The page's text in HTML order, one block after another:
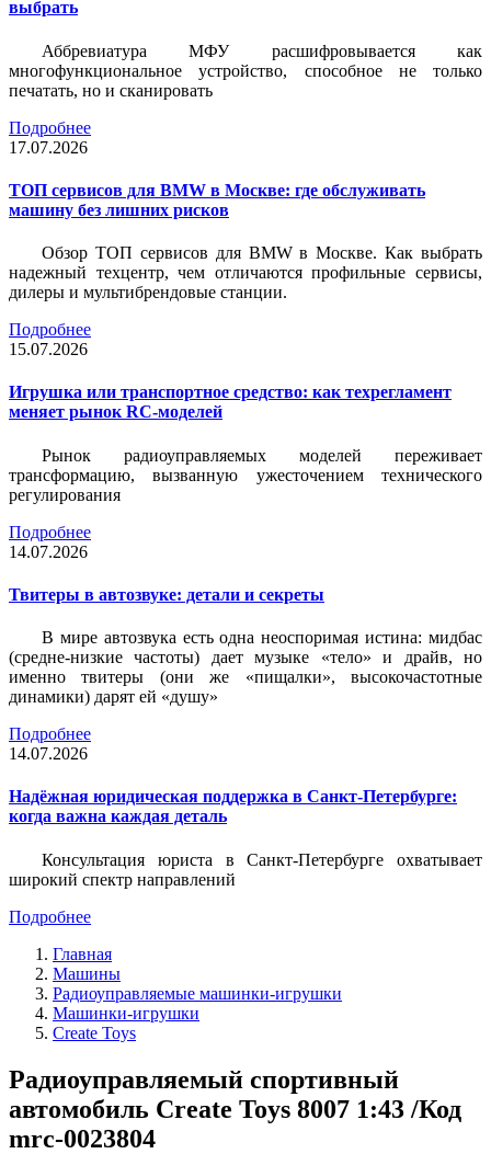
выбрать
Аббревиатура МФУ расшифровывается как
многофункциональное устройство, способное не только
печатать, но и сканировать
Подробнее
17.07.2026
ТОП сервисов для BMW в Москве: где обслуживать
машину без лишних рисков
Обзор ТОП сервисов для BMW в Москве. Как выбрать
надежный техцентр, чем отличаются профильные сервисы,
дилеры и мультибрендовые станции.
Подробнее
15.07.2026
Игрушка или транспортное средство: как техрегламент
меняет рынок RC-моделей
Рынок радиоуправляемых моделей переживает
трансформацию, вызванную ужесточением технического
регулирования
Подробнее
14.07.2026
Твитеры в автозвуке: детали и секреты
В мире автозвука есть одна неоспоримая истина: мидбас
(средне-низкие частоты) дает музыке «тело» и драйв, но
именно твитеры (они же «пищалки», высокочастотные
динамики) дарят ей «душу»
Подробнее
14.07.2026
Надёжная юридическая поддержка в Санкт-Петербурге:
когда важна каждая деталь
Консультация юриста в Санкт-Петербурге охватывает
широкий спектр направлений
Подробнее
Главная
Машины
Радиоуправляемые машинки-игрушки
Машинки-игрушки
Create Toys
Радиоуправляемый спортивный
автомобиль Create Toys 8007 1:43 /Код
mrc-0023804